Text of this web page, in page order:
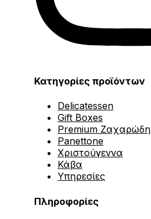
Κατηγορίες προϊόντων
Delicatessen
Gift Boxes
Premium Ζαχαρώδη
Panettone
Χριστούγεννα
Κάβα
Υπηρεσίες
Πληροφορίες